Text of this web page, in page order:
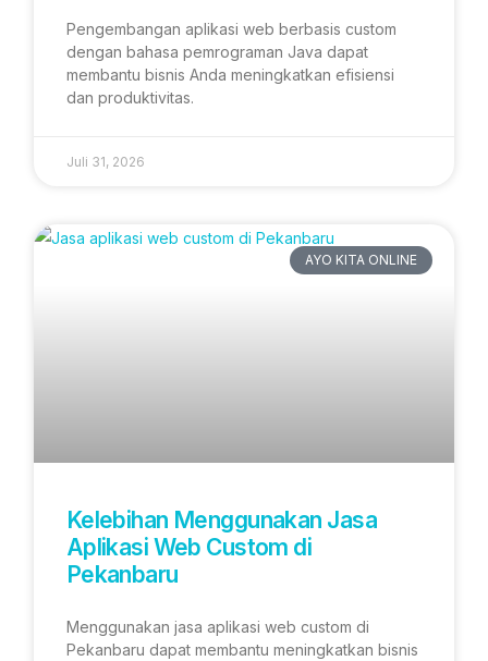
Pengembangan aplikasi web berbasis custom
dengan bahasa pemrograman Java dapat
membantu bisnis Anda meningkatkan efisiensi
dan produktivitas.
Juli 31, 2026
AYO KITA ONLINE
Kelebihan Menggunakan Jasa
Aplikasi Web Custom di
Pekanbaru
Menggunakan jasa aplikasi web custom di
Pekanbaru dapat membantu meningkatkan bisnis